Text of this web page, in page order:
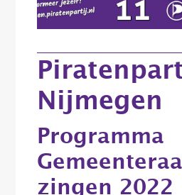
Nijmegen
Programma
zingen 2022